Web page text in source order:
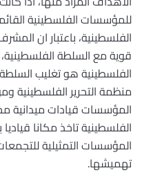
للمؤسسات الفلسطينية
الفلسطينية، باعتبار ان
قوية مع السلطة
الفلسطينية هو تغليب
منظمة التحرير
المؤسسات قيادات ميدانية
الفلسطينية تاخذ مكانا
المؤسسات التمثيلية
تهميشها.